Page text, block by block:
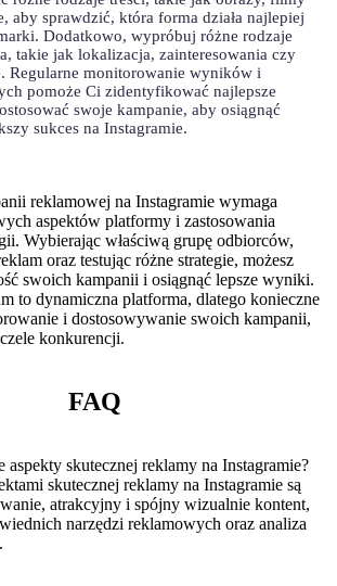
aby⁣ sprawdzić, która ⁣forma działa najlepiej
Dodatkowo, wypróbuj różne rodzaje‌
takie jak‍ lokalizacja, zainteresowania czy
Regularne monitorowanie wyników i
pomoże Ci‌ zidentyfikować ‍najlepsze
⁢swoje ​kampanie, aby osiągnąć
sukces na Instagramie.
⁢reklamowej na Instagramie ⁣wymaga
aspektów platformy i zastosowania
Wybierając właściwą grupę odbiorców,​
oraz testując różne strategie, ​możesz
swoich⁣ kampanii i osiągnąć lepsze wyniki.⁢
to dynamiczna platforma, dlatego konieczne
i‌ dostosowywanie swoich kampanii,
konkurencji.
FAQ
aspekty skutecznej reklamy na Instagramie?
skutecznej reklamy na Instagramie są
atrakcyjny i spójny wizualnie kontent,
⁣narzędzi reklamowych oraz analiza⁢